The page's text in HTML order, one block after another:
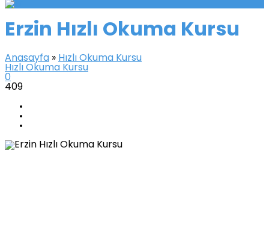
Erzin Hızlı Okuma Kursu
Anasayfa » Hızlı Okuma Kursu
Hızlı Okuma Kursu
0
409